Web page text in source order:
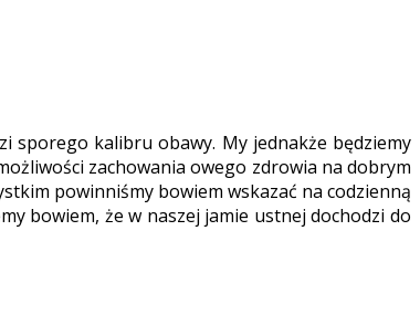
sporego kalibru obawy. My jednakże będziemy
zachowania owego zdrowia na dobrym
powinniśmy bowiem wskazać na codzienną
bowiem, że w naszej jamie ustnej dochodzi do